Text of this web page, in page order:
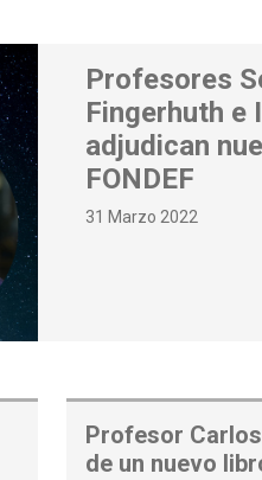
Profesores
Fingerhuth e
adjudican
FONDEF
31 Marzo 2022
Profesor
de un nuevo